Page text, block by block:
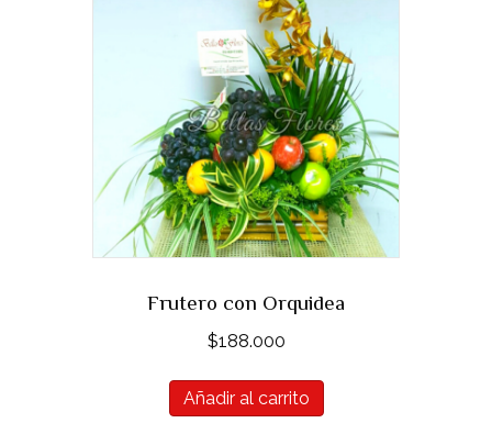
Frutero con Orquidea
$188.000
Añadir al carrito